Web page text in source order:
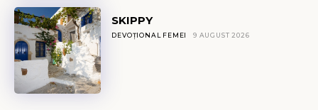
SKIPPY
DEVOȚIONAL FEMEI 9 AUGUST 2026